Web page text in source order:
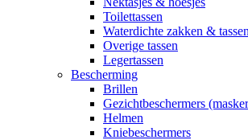
Toilettassen
Waterdichte zakken & tassen
Overige tassen
Legertassen
Bescherming
Brillen
Gezichtbeschermers
Helmen
Kniebeschermers